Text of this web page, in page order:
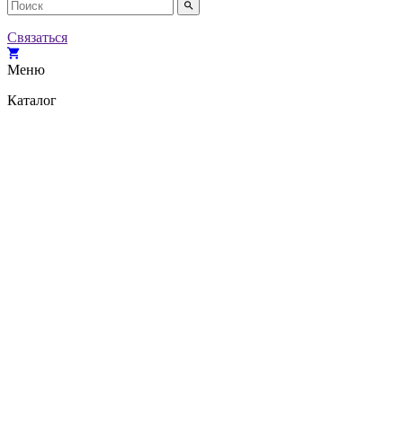
Связаться
Меню
Каталог